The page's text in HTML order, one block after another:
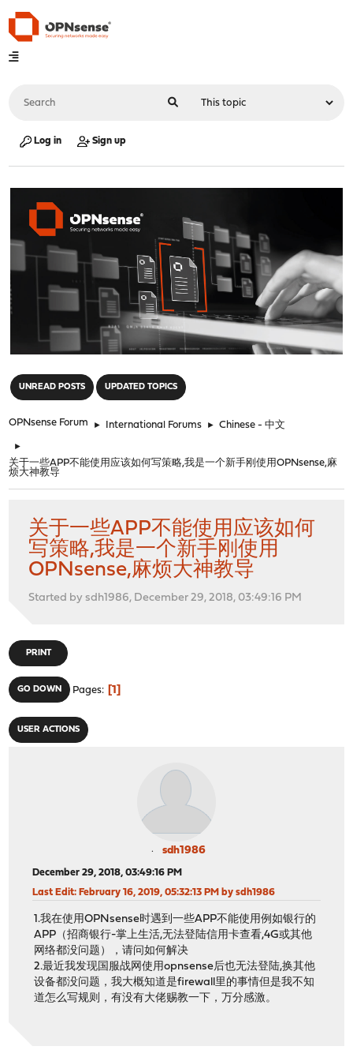
Log in Sign up
UNREAD POSTS UPDATED TOPICS
OPNsense Forum ► International Forums ► Chinese - 中文
►
关于一些APP不能使用应该如何写策略,我是一个新手刚使用OPNsense,麻
烦大神教导
关于一些APP不能使用应该如何
写策略,我是一个新手刚使用
OPNsense,麻烦大神教导
Started by sdh1986, December 29, 2018, 03:49:16 PM
PRINT
GO DOWN Pages 1
USER ACTIONS
sdh1986
December 29, 2018, 03:49:16 PM
Last Edit: February 16, 2019, 05:32:13 PM by sdh1986
1.我在使用OPNsense时遇到一些APP不能使用例如银行的
APP（招商银行-掌上生活,无法登陆信用卡查看,4G或其他
网络都没问题），请问如何解决
2.最近我发现国服战网使用opnsense后也无法登陆,换其他
设备都没问题，我大概知道是firewall里的事情但是我不知
道怎么写规则，有没有大佬赐教一下，万分感激。